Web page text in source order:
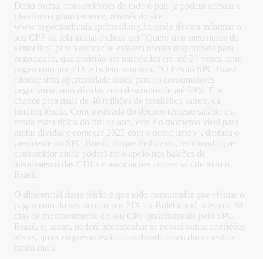
Desta forma, consumidores de todo o país já podem acessar a
plataforma gratuitamente, através do site
www.negociardivida.spcbrasil.org.br, onde deverá informar o
seu CPF na tela inicial e clicar em “Quero tirar meu nome do
vermelho” para verificar se existem ofertas disponíveis para
negociação, que poderão ser parceladas em até 24 vezes, com
pagamento por PIX e boleto bancário. “O Feirão SPC Brasil
oferece uma oportunidade única para os consumidores
negociarem suas dívidas com descontos de até 99%. É a
chance para mais de 46 milhões de brasileiros saírem da
inadimplência. Com a entrada do décimo terceiro salário e a
renda extra típica do fim de ano, este é o momento ideal para
quitar dívidas e começar 2025 com o nome limpo”, destaca o
presidente do SPC Brasil, Roque Pellizzaro, lembrando que
consumidor ainda poderá ter o apoio nos balcões de
atendimento das CDLs e associações comerciais de todo o
Brasil.
O diferencial deste feirão é que todo consumidor que efetuar o
pagamento do seu acordo por PIX ou Boleto, terá acesso a 30
dias de monitoramento do seu CPF gratuitamente pelo SPC
Brasil, e, assim, poderá acompanhar se possui outras restrições
ativas, quais empresas estão consultando o seu documento e
muito mais.